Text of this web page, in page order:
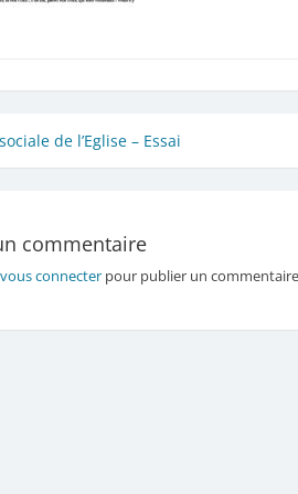
de l’Eglise – Essai
commentaire
vous connecterpour publier un